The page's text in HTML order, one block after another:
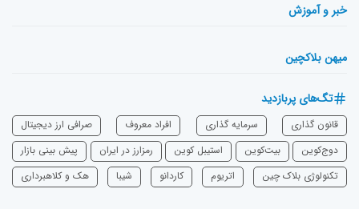
خبر و آموزش
میهن بلاکچین
تگ‌های پربازدید
قانون گذاری سرمایه‌ گذاری افراد معروف
صرافی ارز دیجیتال
دوج‌کوین
بیت‌کوین استیبل کوین رمزارز در ایران
پیش بینی بازار
تکنولوژی بلاک چین
اتریوم ‌کاردانو شیبا هک و کلاهبرداری